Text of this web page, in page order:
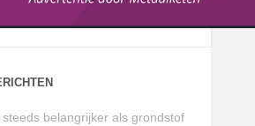
belangrijker als grondstof